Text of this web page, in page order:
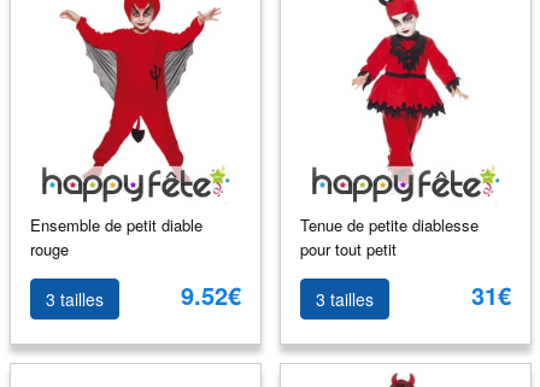
Ensemble de petit diable
rouge
3 tailles 9.52€
Tenue de petite diablesse
pour tout petit
3 tailles 31€